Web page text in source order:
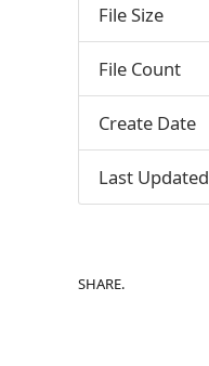
File Size
File Count
Create Date
Last Updated
SHARE.